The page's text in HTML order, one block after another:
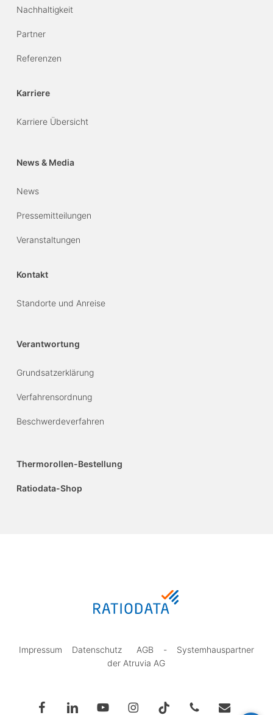
Nachhaltigkeit
Partner
Referenzen
Karriere
Karriere Übersicht
News & Media
News
Pressemitteilungen
Veranstaltungen
Kontakt
Standorte und Anreise
Verantwortung
Grundsatzerklärung
Verfahrensordnung
Beschwerdeverfahren
Thermorollen-Bestellung
Ratiodata-Shop
Impressum Datenschutz AGB -Systemhauspartner
der Atruvia AG
facebooklinkedin youtubeinstagramtiktok phone email